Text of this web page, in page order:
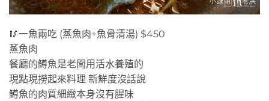
🥢一魚兩吃 (蒸魚肉+魚骨清湯) $450
蒸魚肉
餐廳的鱒魚是老闆用活水養殖的
現點現撈起來料理 新鮮度沒話說
鱒魚的肉質細緻本身沒有腥味